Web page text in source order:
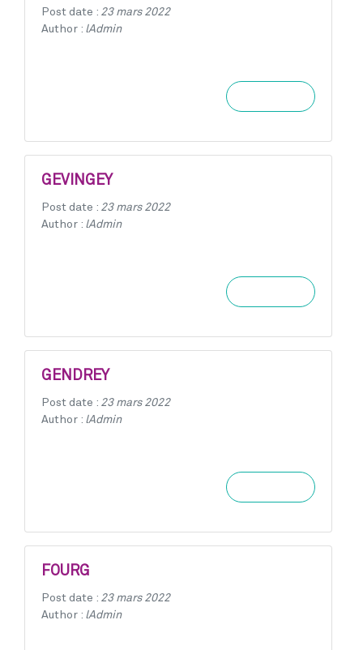
Post date : 23 mars 2022
Author : lAdmin
GEVINGEY
Post date : 23 mars 2022
Author : lAdmin
GENDREY
Post date : 23 mars 2022
Author : lAdmin
FOURG
Post date : 23 mars 2022
Author : lAdmin